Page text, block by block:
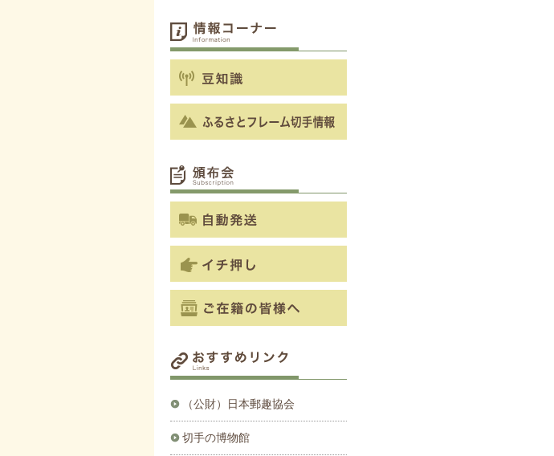
（公財）日本郵趣協会
切手の博物館